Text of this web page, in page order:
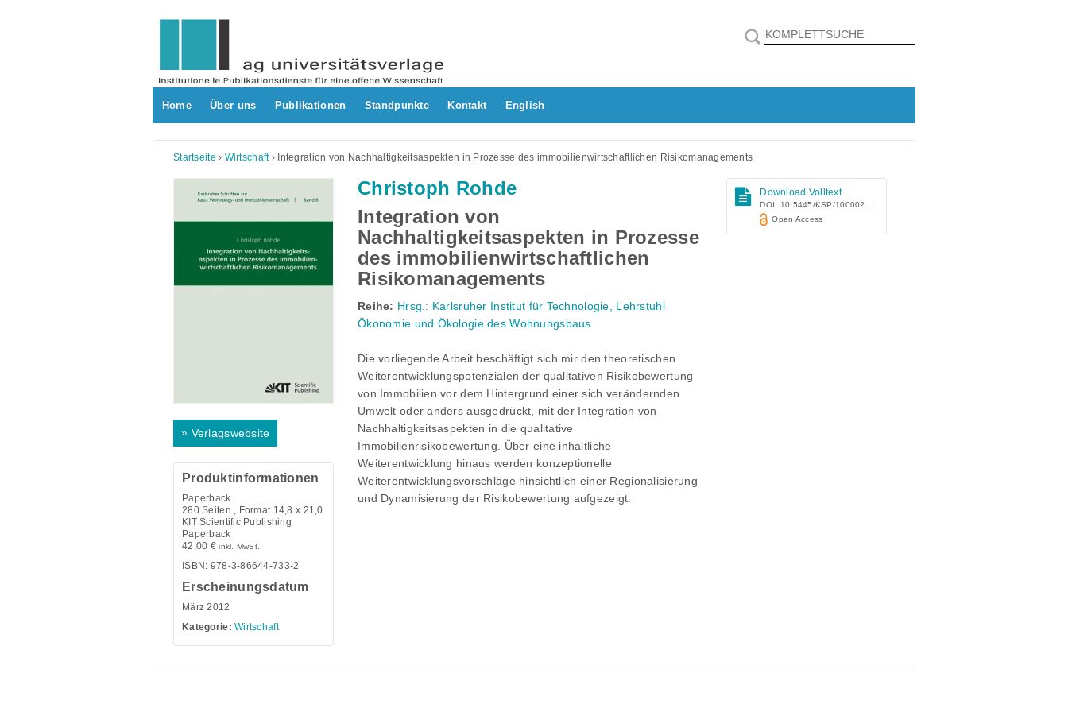
Home Über uns Publikationen Standpunkte Kontakt English
Startseite › Wirtschaft› Integration von Nachhaltigkeitsaspekten in Prozesse des immobilienwirtschaftlichen Risikomanagements
Christoph Rohde
Integration von
Nachhaltigkeitsaspekten in Prozesse
des immobilienwirtschaftlichen
Risikomanagements
Reihe: Hrsg.: Karlsruher Institut für Technologie, Lehrstuhl
Ökonomie und Ökologie des Wohnungsbaus
Die vorliegende Arbeit beschäftigt sich mir den theoretischen
Weiterentwicklungspotenzialen der qualitativen Risikobewertung
von Immobilien vor dem Hintergrund einer sich verändernden
Umwelt oder anders ausgedrückt, mit der Integration von
Nachhaltigkeitsaspekten in die qualitative
Immobilienrisikobewertung. Über eine inhaltliche
Weiterentwicklung hinaus werden konzeptionelle
Weiterentwicklungsvorschläge hinsichtlich einer Regionalisierung
und Dynamisierung der Risikobewertung aufgezeigt.
» Verlagswebsite
Produktinformationen
Paperback
280Seiten , Format 14,8 x 21,0
KIT Scientific Publishing
Paperback
42,00 € inkl. MwSt.
ISBN: 978-3-86644-733-2
Erscheinungsdatum
März 2012
Kategorie: Wirtschaft
Download Volltext
DOI: 10.5445/KSP/1000024807
Open Access